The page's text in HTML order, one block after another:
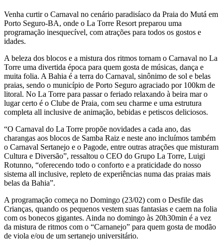
Venha curtir o Carnaval no cenário paradisíaco da Praia do Mutá em
Porto Seguro-BA, onde o La Torre Resort preparou uma
programação inesquecível, com atrações para todos os gostos e
idades.
A beleza dos blocos e a mistura dos ritmos tornam o Carnaval no La
Torre uma divertida época para quem gosta de músicas, dança e
muita folia. A Bahia é a terra do Carnaval, sinônimo de sol e belas
praias, sendo o município de Porto Seguro agraciado por 100km de
litoral. No La Torre para passar o feriado relaxando à beira mar o
lugar certo é o Clube de Praia, com seu charme e uma estrutura
completa all inclusive de animação, bebidas e petiscos deliciosos.
“O Carnaval do La Torre propõe novidades a cada ano, das
charangas aos blocos de Samba Raiz e neste ano incluímos também
o Carnaval Sertanejo e o Pagode, entre outras atrações que misturam
Cultura e Diversão”, ressaltou o CEO do Grupo La Torre, Luigi
Rotunno, “oferecendo todo o conforto e a praticidade do nosso
sistema all inclusive, repleto de experiências numa das praias mais
belas da Bahia”.
A programação começa no Domingo (23/02) com o Desfile das
Crianças, quando os pequenos vestem suas fantasias e caem na folia
com os bonecos gigantes. Ainda no domingo às 20h30min é a vez
da mistura de ritmos com o “Carnanejo” para quem gosta de modão
de viola e/ou de um sertanejo universitário.